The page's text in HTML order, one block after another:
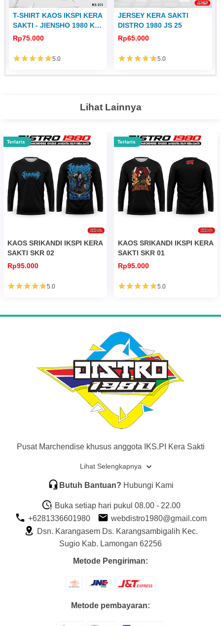
T-SHIRT KAOS IKSPI KERA
SAKTI - JIENSHO 1980 KS
251
Rp75.000
5.0
JERSEY KERA SAKTI
DISTRO 1980 JS 25
Rp65.000
5.0
Lihat Lainnya
Terlaris
KAOS SRIKANDI IKSPI KERA
SAKTI SKR 02
Rp95.000
5.0
Terlaris
KAOS SRIKANDI IKSPI KERA
SAKTI SKR 01
Rp95.000
5.0
Pusat Marchendise khusus anggota IKS.PI Kera Sakti
Lihat Selengkapnya
Butuh Bantuan? Hubungi Kami
Buka setiap hari pukul 08.00 - 22.00
+6281336601980
webdistro1980@gmail.com
Dsn. Karangasem Ds. Karangsambigalih Kec.
Sugio Kab. Lamongan 62256
Metode Pengiriman:
Metode pembayaran: